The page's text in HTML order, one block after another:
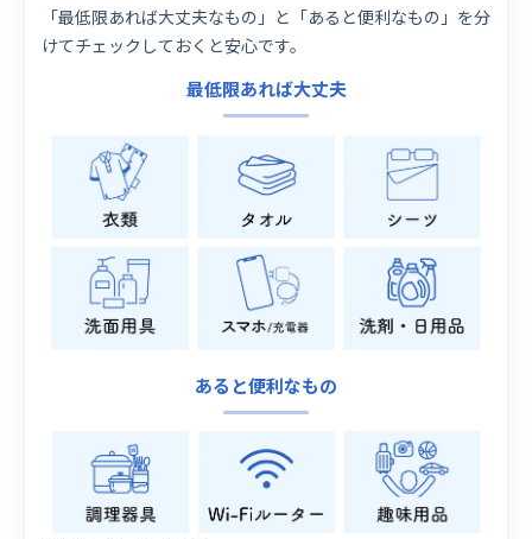
「最低限あれば大丈夫なもの」と「あると便利なもの」を分
けてチェックしておくと安心です。
最低限あれば大丈夫
あると便利なもの